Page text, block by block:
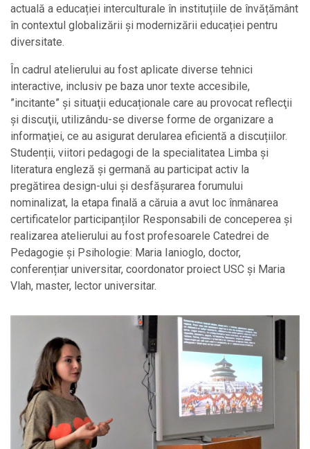
actuală a educației interculturale în instituțiile de învățământ
în contextul globalizării și modernizării educației pentru
diversitate.
În cadrul atelierului au fost aplicate diverse tehnici
interactive, inclusiv pe baza unor texte accesibile,
”incitante” şi situaţii educaționale care au provocat reflecţii
şi discuţii, utilizându-se diverse forme de organizare a
informaţiei, ce au asigurat derularea eficientă a discuțiilor.
Studenții, viitori pedagogi de la specialitatea Limba și
literatura engleză și germană au participat activ la
pregătirea design-ului și desfășurarea forumului
nominalizat, la etapa finală a căruia a avut loc înmânarea
certificatelor participanților Responsabili de conceperea și
realizarea atelierului au fost profesoarele Catedrei de
Pedagogie și Psihologie: Maria Ianioglo, doctor,
conferențiar universitar, coordonator proiect USC și Maria
Vlah, master, lector universitar.